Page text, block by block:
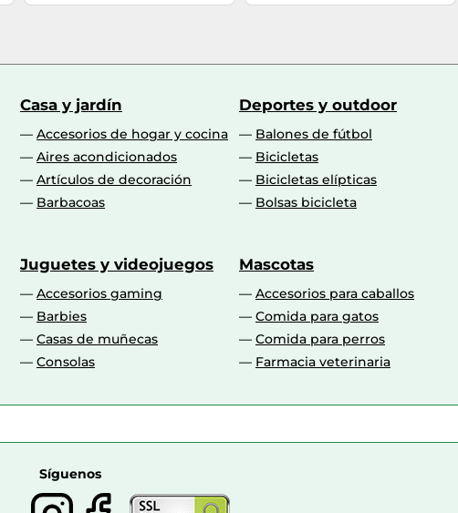
Casa y jardín
Accesorios de hogar y cocina
Aires acondicionados
Artículos de decoración
Barbacoas
Deportes y outdoor
Balones de fútbol
Bicicletas
Bicicletas elípticas
Bolsas bicicleta
Juguetes y videojuegos
Accesorios gaming
Barbies
Casas de muñecas
Consolas
Mascotas
Accesorios para caballos
Comida para gatos
Comida para perros
Farmacia veterinaria
Síguenos